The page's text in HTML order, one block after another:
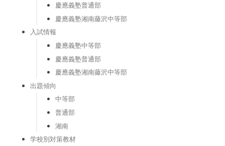
慶應義塾普通部
慶應義塾湘南藤沢中等部
入試情報
慶應義塾中等部
慶應義塾普通部
慶應義塾湘南藤沢中等部
出題傾向
中等部
普通部
湘南
学校別対策教材